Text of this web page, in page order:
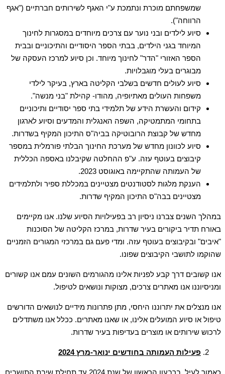
שמשפחתם מוכרת ונתמכת ע"י האגף לשירותים חברתיים ("אגף
הרווחה").
סיוע לילדים ובני נוער עם צרכים מיוחדים במסגרות לחינוך
המיוחד בגני הילדים, בבתי הספר היסודיים והתיכוניים ובבית
הספר האזורי "הדר" לחינוך מיוחד. וכן סיוע למרכז העסקה של
מבוגרים בעלי מוגבלויות.
סיוע לעולים חדשים בשלבי הקליטה בארץ, בעיקר לילדי
משפחות העולים מאתיופיה, מהודו- קהילת "בני מנשה".
קידום והעשרת הידע של תלמידי בתי ספר יסודיים ותיכוניים
בתחומי המתמטיקה, השפה האנגלית והמדעים וסיוע לארגון
מחדש של קבוצת הרובוטיקה בביה"ס התיכון המקיף בשדרות.
סיוע לכוונון מחדש של מערכת החינוך הבלתי פורמלית במספר
קיבוצים בעוטף עזה. ע"פ ההחלטה שקיבלנו באספה הכללית
של העמותה שהתקיימה באוגוסט 2023.
הענקת מלגות לסטודנטים מצטיינים במכללת ספיר ולתלמידים
מצטיינים בבה"ס התיכון המקיף שדרות.
במהלך השנים צברנו ניסיון רב בפעילויות הסיוע שלנו. אנו מקיימים
באורח תדיר ביקורים בעיר שדרות, במרכז הקליטה של הסוכנות
"איבים" ובקיבוצים בעוטף עזה. ומדי פעם גם במרכזי המגורים הזמניים
שהוקמו לתושבי הקיבוצים שפונו.
אנו קשובים דרך קבע לפניות אלינו מהגורמים השונים עמם אנו קשורים
ומניסיוננו אנו מאתרים צרכים, מצוקות ונושאים לטיפול.
אנו מנצלים את יתרוננו היחסי, מתן פתרונות מידיים לנושאים הדורשים
טיפול או סיוע המועלים אלינו, או שאנו מאתרים. ככלל אנו משתדלים
לרכוש שירותים או מוצרים בעדיפות בעיר שדרות.
פעילות העמותה בחודשים ינואר-מרץ 2024
כאמור לעיל, ברבעון הראשון של שנת 2024 עד תחילת שיבת התושבים